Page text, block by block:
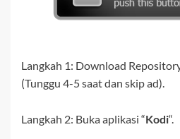
Langkah 1: Download
(Tunggu 4-5 saat dan skip ad).
Langkah 2: Buka aplikasi “Kodi“.